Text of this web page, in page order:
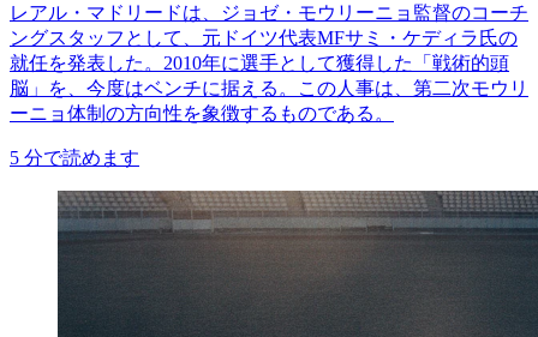
レアル・マドリードは、ジョゼ・モウリーニョ監督のコーチ
ングスタッフとして、元ドイツ代表MFサミ・ケディラ氏の
就任を発表した。2010年に選手として獲得した「戦術的頭
脳」を、今度はベンチに据える。この人事は、第二次モウリ
ーニョ体制の方向性を象徴するものである。
5 分で読めます